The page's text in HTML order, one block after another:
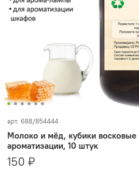
арт. 688/854444
Молоко и мёд, кубики восковые
ароматизации, 10 штук
150 ₽